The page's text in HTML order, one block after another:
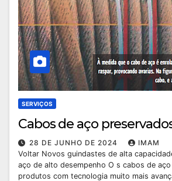
SERVIÇOS
Cabos de aço
28 DE JUNHO DE 2024
IMAM
Voltar Novos guindastes de alta
aço de alto desempenho O s cabos de
produtos com tecnologia muito mais